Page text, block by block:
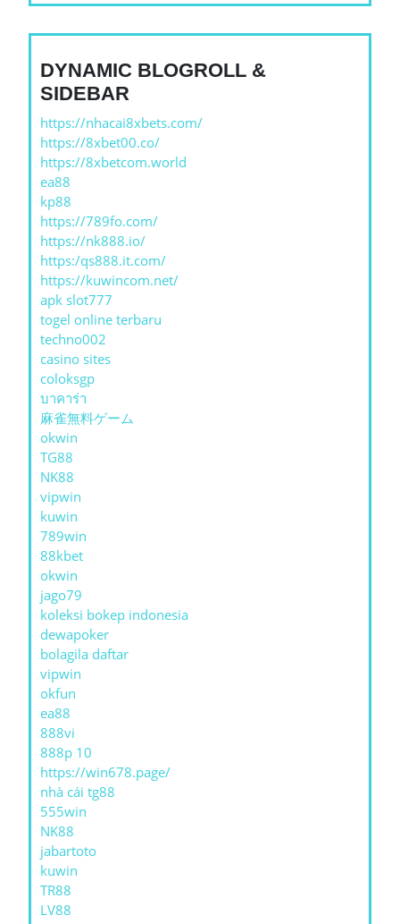
DYNAMIC BLOGROLL &
SIDEBAR
https://nhacai8xbets.com/
https://8xbet00.co/
https://8xbetcom.world
ea88
kp88
https://789fo.com/
https://nk888.io/
https:/qs888.it.com/
https://kuwincom.net/
apk slot777
togel online terbaru
techno002
casino sites
coloksgp
บาคาร่า
麻雀無料ゲーム
okwin
TG88
NK88
vipwin
kuwin
789win
88kbet
okwin
jago79
koleksi bokep indonesia
dewapoker
bolagila daftar
vipwin
okfun
ea88
888vi
888p 10
https://win678.page/
nhà cái tg88
555win
NK88
jabartoto
kuwin
TR88
LV88